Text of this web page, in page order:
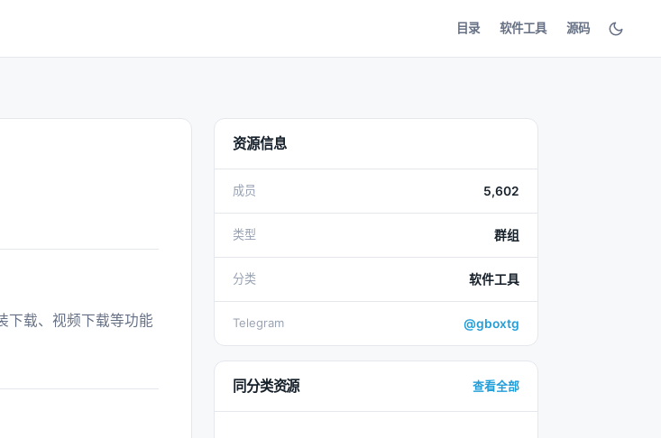
目录 软件工具 源码
资源信息
成员 5,602
类型 群组
分类 软件工具
Telegram @gboxtg
同分类资源 查看全部